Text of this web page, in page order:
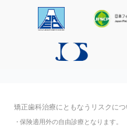
矯正歯科治療にともなうリスクに
・保険適用外の自由診療となります。